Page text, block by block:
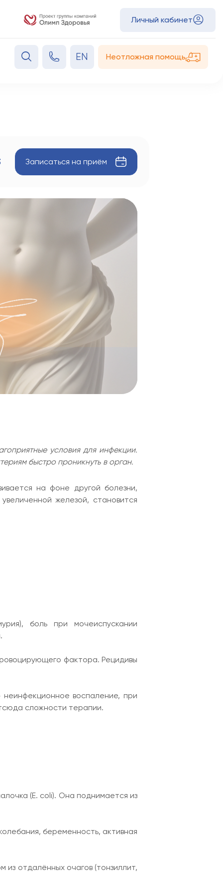
Личный кабинет
EN Неотложная помощь
Записаться на приём
условия для инфекции.
быстро проникнуть в орган.
на фоне другой болезни,
железой, становится
боль при мочеиспускании
фактора. Рецидивы
воспаление, при
сложности терапии.
(E. coli). Она поднимается из
беременность, активная
отдалённых очагов (тонзиллит,